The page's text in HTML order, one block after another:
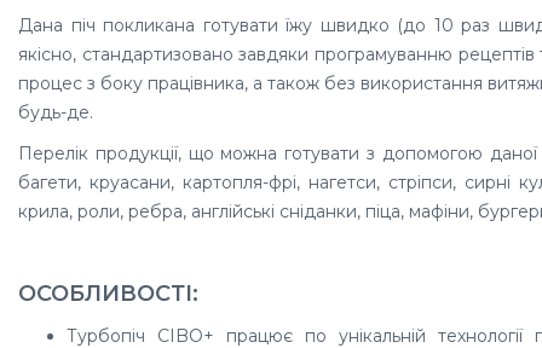
Дана піч покликана готувати їжу швидко (до 10 раз
якісно, стандартизовано завдяки програмуванню
процес з боку працівника, а також без використання
будь-де.
Перелік продукції, що можна готувати з допомогою даної
багети, круасани, картопля-фрі, нагетси, стріпси, сирні
крила, роли, ребра, англійські сніданки, піца, мафіни,
ОСОБЛИВОСТІ:
Турбопіч CIBO+ працює по унікальній